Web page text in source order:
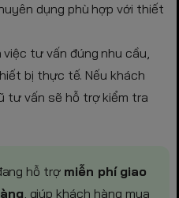
dụng phù hợp với thiết
tư vấn đúng nhu cầu,
bị thực tế. Nếu khách
tư vấn sẽ hỗ trợ kiểm tra
hỗ trợ miễn phí giao
, giúp khách hàng mua